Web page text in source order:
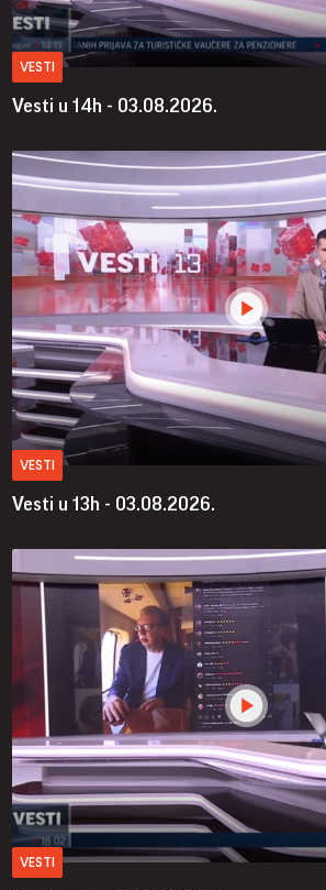
VESTI
Vesti u 14h - 03.08.2026.
VESTI
Vesti u 13h - 03.08.2026.
VESTI